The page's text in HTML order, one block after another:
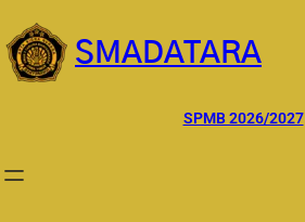
ke
konten
SMADATARA
SPMB 2026/2027